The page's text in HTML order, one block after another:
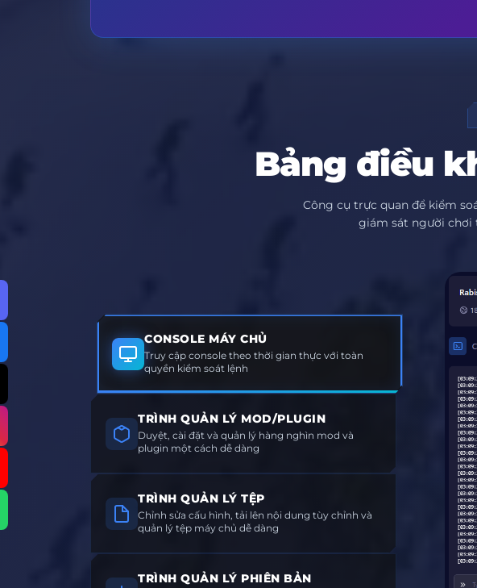
Bảng điều
Công cụ trực quan để kiểm
giám sát người chơi
CONSOLE MÁY CHỦ
Truy cập console theo thời gian thực với toàn
quyền kiểm soát lệnh
TRÌNH QUẢN LÝ MOD/PLUGIN
Duyệt, cài đặt và quản lý hàng nghìn mod và
plugin một cách dễ dàng
TRÌNH QUẢN LÝ TỆP
Chỉnh sửa cấu hình, tải lên nội dung tùy chỉnh và
quản lý tệp máy chủ dễ dàng
TRÌNH QUẢN LÝ PHIÊN BẢN